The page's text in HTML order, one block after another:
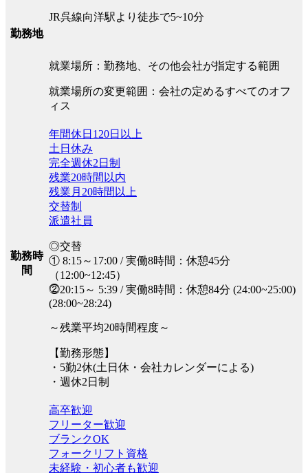
勤務地
JR呉線向洋駅より徒歩で5~10分
就業場所：勤務地、その他会社が指定する範囲
就業場所の変更範囲：会社の定めるすべてのオフ
ィス
勤務時
間
年間休日120日以上
土日休み
完全週休2日制
残業20時間以内
残業月20時間以上
交替制
派遣社員
◎交替
① 8:15～17:00 / 実働8時間：休憩45分
（12:00~12:45）
⓶20:15～ 5:39 / 実働8時間：休憩84分 (24:00~25:00)
(28:00~28:24)
～残業平均20時間程度～
【勤務形態】
・5勤2休(土日休・会社カレンダーによる)
・週休2日制
高卒歓迎
フリーター歓迎
ブランクOK
フォークリフト資格
未経験・初心者も歓迎